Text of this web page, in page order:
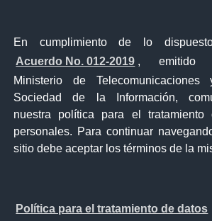
En cumplimiento de lo
Acuerdo No. 012-2019 , emitido
Ministerio de
Sociedad de la Información,
nuestra política para el tratamiento
personales. Para continuar
sitio debe aceptar los términos de la
Política para el tratamiento de datos
Guarda mi nombre, correo
Ventanilla Única
Ventanilla Única de Comercio
Gobierno Abierto